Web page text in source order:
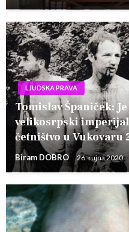
LJUDSKA PRAVA
Tomislav Španiček:
velikosrpski
četništvo u Vukovaru
Biram DOBRO 26. rujna 2020.